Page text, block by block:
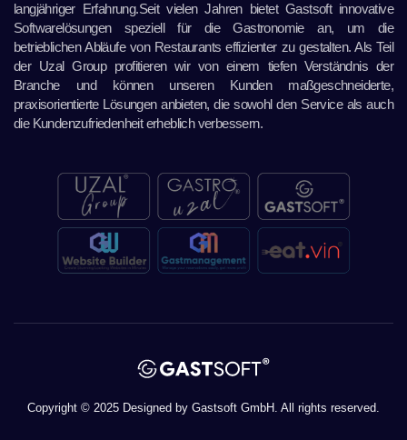
langjähriger Erfahrung.Seit vielen Jahren bietet Gastsoft innovative
Softwarelösungen speziell für die Gastronomie an, um die
betrieblichen Abläufe von Restaurants effizienter zu gestalten. Als Teil
der Uzal Group profitieren wir von einem tiefen Verständnis der
Branche und können unseren Kunden maßgeschneiderte,
praxisorientierte Lösungen anbieten, die sowohl den Service als auch
die Kundenzufriedenheit erheblich verbessern.
Copyright © 2025 Designed by Gastsoft GmbH. All rights reserved.